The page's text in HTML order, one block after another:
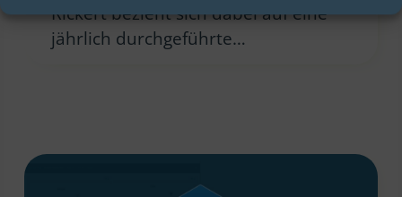
Rickert bezieht sich dabei auf eine
jährlich durchgeführte…